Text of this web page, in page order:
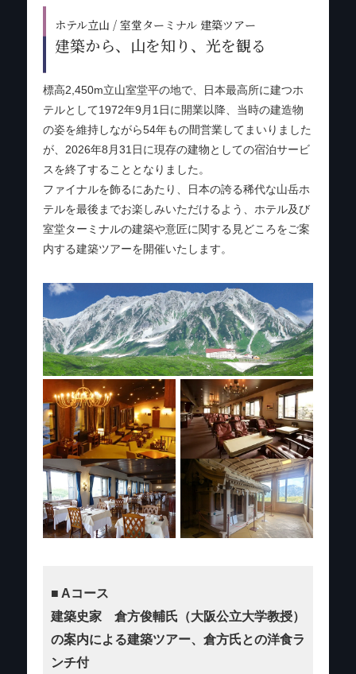
ホテル立山 / 室堂ターミナル 建築ツアー
建築から、山を知り、光を観る
標高2,450m立山室堂平の地で、日本最高所に建つホ
テルとして1972年9月1日に開業以降、当時の建造物
の姿を維持しながら54年もの間営業してまいりました
が、2026年8月31日に現存の建物としての宿泊サービ
スを終了することとなりました。
ファイナルを飾るにあたり、日本の誇る稀代な山岳ホ
テルを最後までお楽しみいただけるよう、ホテル及び
室堂ターミナルの建築や意匠に関する見どころをご案
内する建築ツアーを開催いたします。
■ Aコース
建築史家 倉方俊輔氏（大阪公立大学教授）
の案内による建築ツアー、倉方氏との洋食ラ
ンチ付